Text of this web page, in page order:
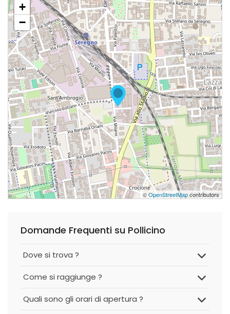
+
−
©OpenStreetMapcontributors
Domande Frequenti su Pollicino
Dove si trova ?
Come si raggiunge ?
Quali sono gli orari di apertura ?